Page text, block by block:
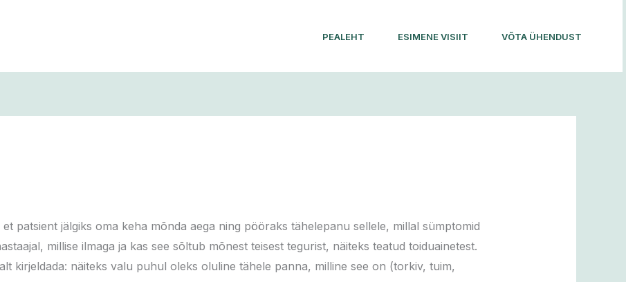
PEALEHT ESIMENE VISIIT VÕTA ÜHENDUST
patsient jälgiks oma keha mõnda aega ning pööraks tähelepanu sellele, millal sümptomid
millise ilmaga ja kas see sõltub mõnest teisest tegurist, näiteks teatud toiduainetest.
kirjeldada: näiteks valu puhul oleks oluline tähele panna, milline see on (torkiv, tuim,